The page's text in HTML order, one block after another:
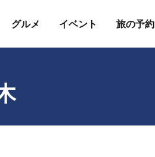
グルメ イベント 旅の予約